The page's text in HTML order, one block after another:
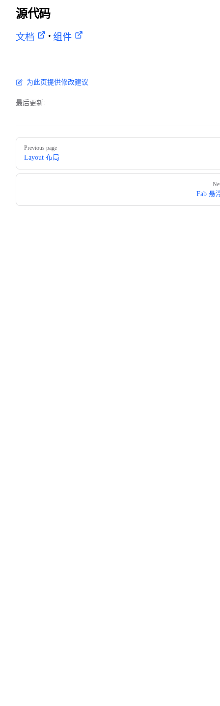
源代码
文档 • 组件
为此页提供修改建议
最后更新:
Pager
Previous page
Layout 布局
Fab 悬